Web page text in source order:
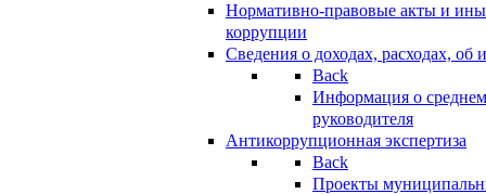
Нормативно-правовые акты и
коррупции
Сведения о доходах, расходах, об
Back
Информация о
руководителя
Антикоррупционная экспертиза
Back
Проекты